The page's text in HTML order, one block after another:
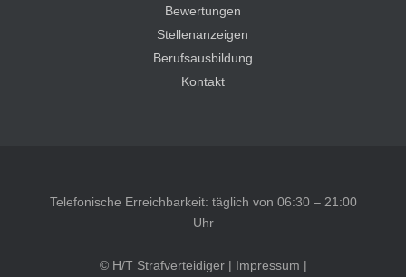
Bewertungen
Stellenanzeigen
Berufsausbildung
Kontakt
Telefonische Erreichbarkeit: täglich von 06:30 – 21:00
Uhr
© H/T Strafverteidiger | Impressum |